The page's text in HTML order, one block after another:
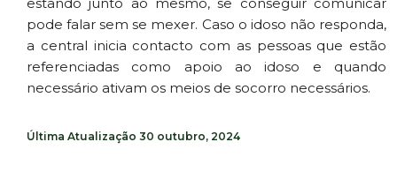
pode falar sem se mexer. Caso o idoso não responda,
a central inicia contacto com as pessoas que estão
referenciadas como apoio ao idoso e quando
necessário ativam os meios de socorro necessários.
Última Atualização 30 outubro, 2024